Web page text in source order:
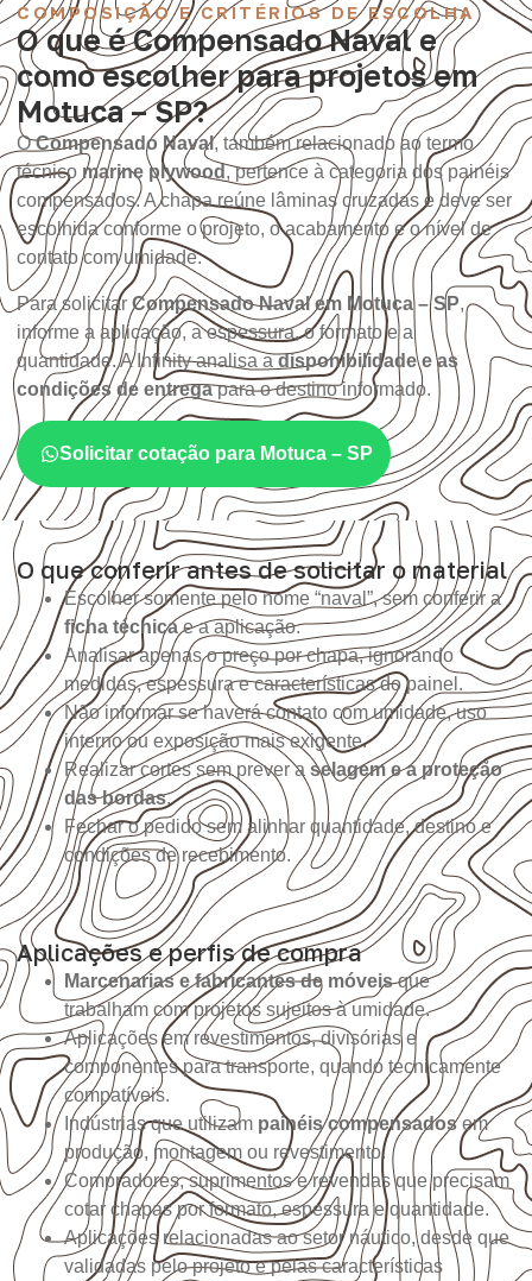
COMPOSIÇÃO E CRITÉRIOS DE ESCOLHA
O que é Compensado Naval e
como escolher para projetos em
Motuca – SP?
OCompensado Naval, também relacionado ao termo
técnico marine plywood, pertence à categoria dos painéis
compensados. A chapa reúne lâminas cruzadas e deve ser
escolhida conforme o projeto, o acabamento e o nível de
contato com umidade.
Para solicitar Compensado Naval em Motuca – SP,
informe a aplicação, a espessura, o formato e a
quantidade. A Infinity analisa adisponibilidade e as
condições de entregapara o destino informado.
Solicitar cotação para Motuca – SP
O que conferir antes de solicitar o material
Escolher somente pelo nome “naval”, sem conferir a
ficha técnicae a aplicação.
Analisar apenas o preço por chapa, ignorando
medidas, espessura e características do painel.
Não informar se haverá contato com umidade, uso
interno ou exposição mais exigente.
Realizar cortes sem prever a selagem e a proteção
das bordas.
Fechar o pedido sem alinhar quantidade, destino e
condições de recebimento.
Aplicações e perfis de compra
Marcenarias e fabricantes de móveisque
trabalham com projetos sujeitos à umidade.
Aplicações em revestimentos, divisórias e
componentes para transporte, quando tecnicamente
compatíveis.
Indústrias que utilizam painéis compensadosem
produção, montagem ou revestimento.
Compradores, suprimentos e revendas que precisam
cotar chapas por formato, espessura e quantidade.
Aplicações relacionadas ao setor náutico, desde que
validadas pelo projeto e pelas características